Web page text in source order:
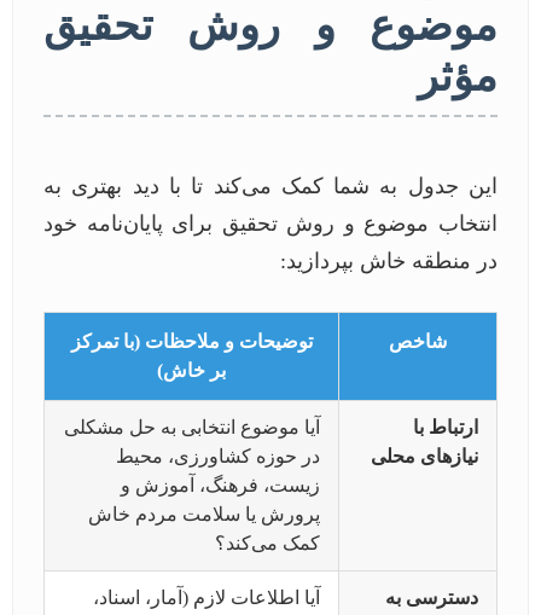
موضوع و روش تحقیق
مؤثر
این جدول به شما کمک می‌کند تا با دید بهتری به
انتخاب موضوع و روش تحقیق برای پایان‌نامه خود
در منطقه خاش بپردازید:
شاخص
توضیحات و ملاحظات (با تمرکز
بر خاش)
ارتباط با
نیازهای محلی
آیا موضوع انتخابی به حل مشکلی
در حوزه کشاورزی، محیط
زیست، فرهنگ، آموزش و
پرورش یا سلامت مردم خاش
کمک می‌کند؟
دسترسی به
آیا اطلاعات لازم (آمار، اسناد،